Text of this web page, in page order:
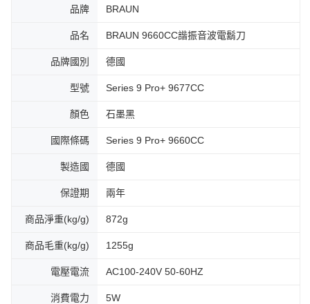
品牌 BRAUN
品名 BRAUN 9660CC諧振音波電鬍刀
品牌國別 德國
型號 Series 9 Pro+ 9677CC
顏色 石墨黑
國際條碼 Series 9 Pro+ 9660CC
製造國 德國
保證期 兩年
商品淨重(kg/g) 872g
商品毛重(kg/g) 1255g
電壓電流 AC100-240V 50-60HZ
消費電力 5W